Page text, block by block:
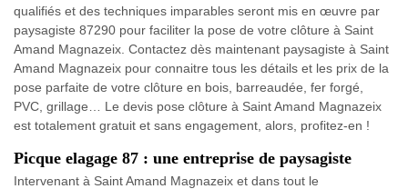
qualifiés et des techniques imparables seront mis en œuvre par
paysagiste 87290 pour faciliter la pose de votre clôture à Saint
Amand Magnazeix. Contactez dès maintenant paysagiste à Saint
Amand Magnazeix pour connaitre tous les détails et les prix de la
pose parfaite de votre clôture en bois, barreaudée, fer forgé,
PVC, grillage… Le devis pose clôture à Saint Amand Magnazeix
est totalement gratuit et sans engagement, alors, profitez-en !
Picque elagage 87 : une entreprise de paysagiste
Intervenant à Saint Amand Magnazeix et dans tout le